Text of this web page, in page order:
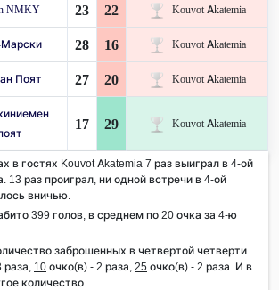
NMKY 23 22 Kouvot Akatemia
28 16 Kouvot Akatemia
Поят 27 20 Kouvot Akatemia
17 29 Kouvot Akatemia
в гостях Kouvot Akatemia 7 раз выиграл в 4-ой
13 раз проиграл, ни одной встречи в 4-ой
вничью.
399 голов, в среднем по 20 очка за 4-ю
заброшенных в четвертой четверти
раза, 10 очко(в) - 2 раза, 25 очко(в) - 2 раза. И в
количество.